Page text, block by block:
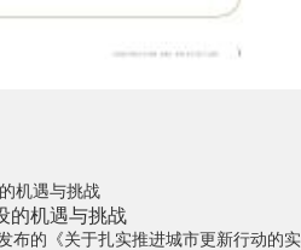
的机遇与挑战
布的《关于扎实推进城市更新行动的实